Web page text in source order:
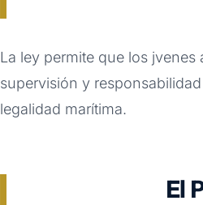
La ley permite que los
supervisión y
legalidad marítima.
El